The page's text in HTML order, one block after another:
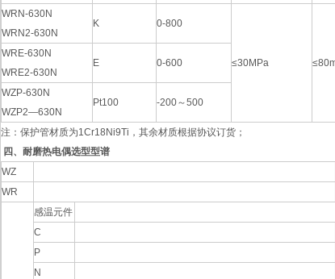
WRN-630N
WRN2-630N
K 0-800
≤30MPa
WRE-630N
WRE2-630N
E 0-600
WZP-630N
WZP2—630N
Pt100 -200～500
注：保护管材质为1Cr18Ni9Ti，其余材质根据协议订货；
四、耐磨热电偶选型型谱
WZ
WR
感温元件
C
P
N